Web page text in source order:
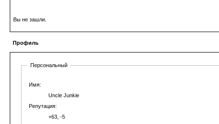
Вы не зашли.
Профиль
Персональный
Имя:
Uncle Junkie
Репутация:
+63, -5